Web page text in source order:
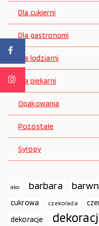
Dla cukierni
Dla gastronomi
Dla lodziarni
Dla piekarni
Opakowania
Pozostałe
Syropy
ako barbara
cukrowa czekolada
dekoracje